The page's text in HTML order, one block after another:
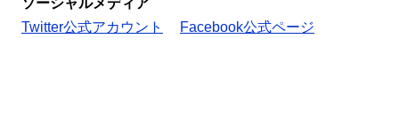
Twitter公式アカウント
Facebook公式ページ